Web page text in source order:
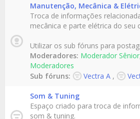
Manutenção, Mecânica &
Troca de informações
mecânica e parte elétrica do seu
Utilizar os sub fóruns para
Moderadores: Moderador Sênior
Moderadores
Sub fóruns:
Vectra A ,
Som & Tuning
Espaço criado para troca de
som & tuning.